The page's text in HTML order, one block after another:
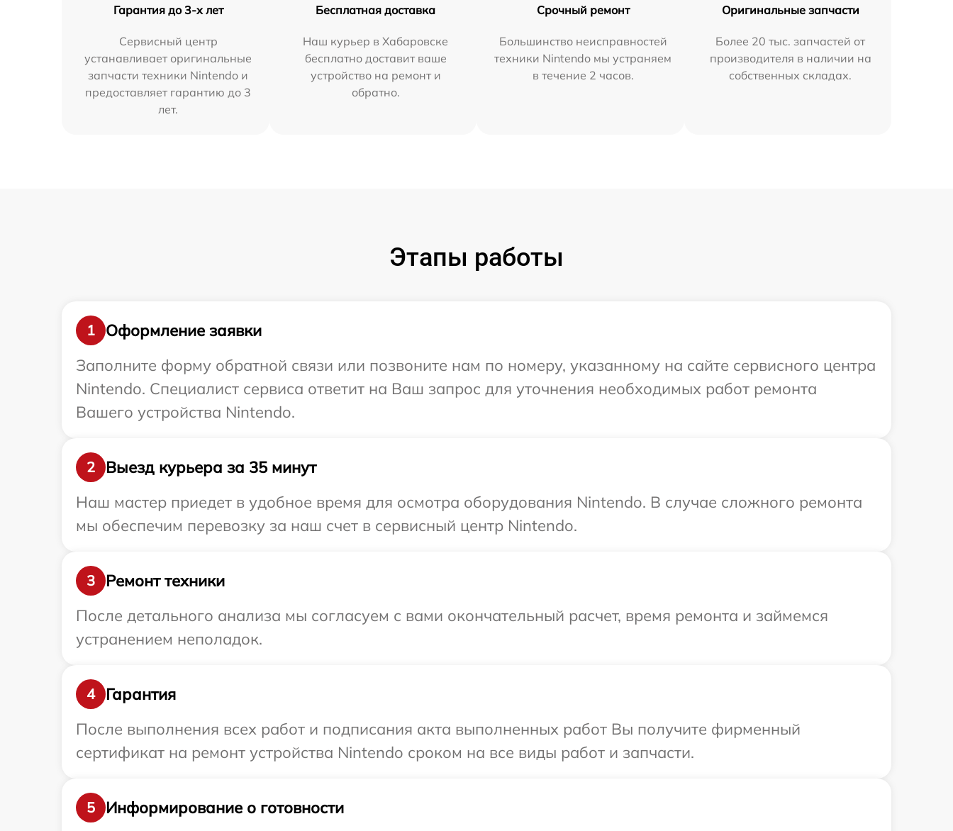
Гарантия до 3-х лет
Сервисный центр
устанавливает оригинальные
запчасти техники Nintendo и
предоставляет гарантию до 3
лет.
Бесплатная доставка
Наш курьер в Хабаровске
бесплатно доставит ваше
устройство на ремонт и
обратно.
Срочный ремонт
Большинство неисправностей
техники Nintendo мы устраняем
в течение 2 часов.
Оригинальные запчасти
Более 20 тыс. запчастей от
производителя в наличии на
собственных складах.
Этапы работы
1
Оформление заявки
Заполните форму обратной связи или позвоните нам по номеру, указанному на сайте сервисного центра
Nintendo. Специалист сервиса ответит на Ваш запрос для уточнения необходимых работ ремонта
Вашего устройства Nintendo.
2
Выезд курьера за 35 минут
Наш мастер приедет в удобное время для осмотра оборудования Nintendo. В случае сложного ремонта
мы обеспечим перевозку за наш счет в сервисный центр Nintendo.
3
Ремонт техники
После детального анализа мы согласуем с вами окончательный расчет, время ремонта и займемся
устранением неполадок.
4
Гарантия
После выполнения всех работ и подписания акта выполненных работ Вы получите фирменный
сертификат на ремонт устройства Nintendo сроком на все виды работ и запчасти.
5
Информирование о готовности